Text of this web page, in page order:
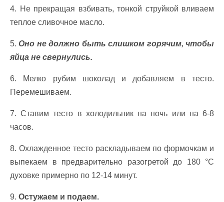
4. Не прекращая взбивать, тонкой струйкой вливаем
теплое сливочное масло.
5.Оно не должно быть слишком горячим, чтобы
яйца не свернулись.
6. Мелко рубим шоколад и добавляем в тесто.
Перемешиваем.
7. Ставим тесто в холодильник на ночь или на 6-8
часов.
8. Охлажденное тесто раскладываем по формочкам и
выпекаем в предварительно разогретой до 180 °C
духовке примерно по 12-14 минут.
9. Остужаем и подаем.